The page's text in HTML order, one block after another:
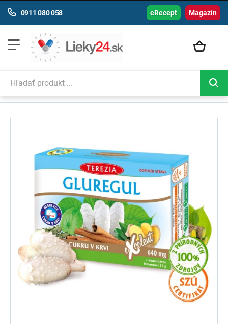
Magazín
0911 080 058 eRecept